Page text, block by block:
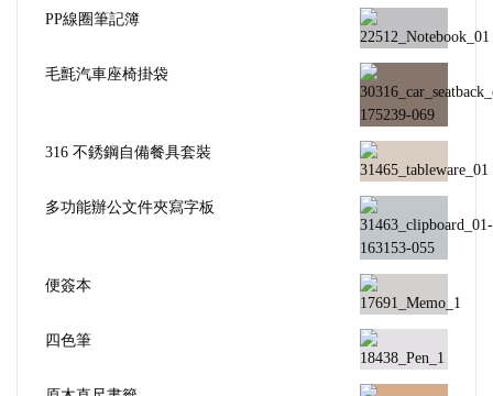
PP線圈筆記簿
毛氈汽車座椅掛袋
316 不銹鋼自備餐具套裝
多功能辦公文件夾寫字板
便簽本
四色筆